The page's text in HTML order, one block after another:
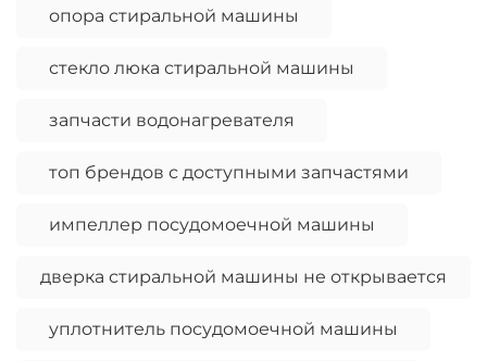
опора стиральной машины
стекло люка стиральной машины
запчасти водонагревателя
топ брендов с доступными запчастями
импеллер посудомоечной машины
дверка стиральной машины не открывается
уплотнитель посудомоечной машины